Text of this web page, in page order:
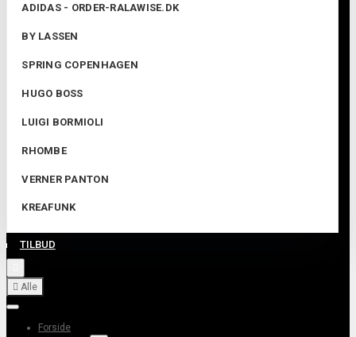
ADIDAS - ORDER-RALAWISE.DK
BY LASSEN
SPRING COPENHAGEN
HUGO BOSS
LUIGI BORMIOLI
RHOMBE
VERNER PANTON
KREAFUNK
TILBUD
 Alle
Forside